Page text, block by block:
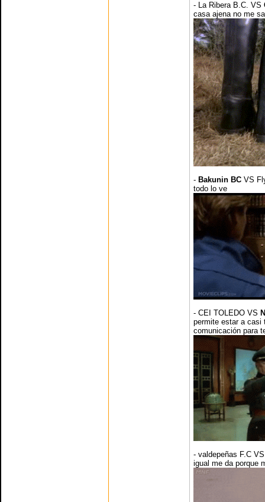
- La Ribera B.C. VS
casa ajena no me
- Bakunin BC VS
todo lo ve
- CEI TOLEDO VS
permite estar a casi
comunicación para
- valdepeñas F.C
igual me da porque